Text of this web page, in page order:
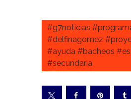
#g7noticias
#delfinagomez
#ayuda #bacheos
#secundaria